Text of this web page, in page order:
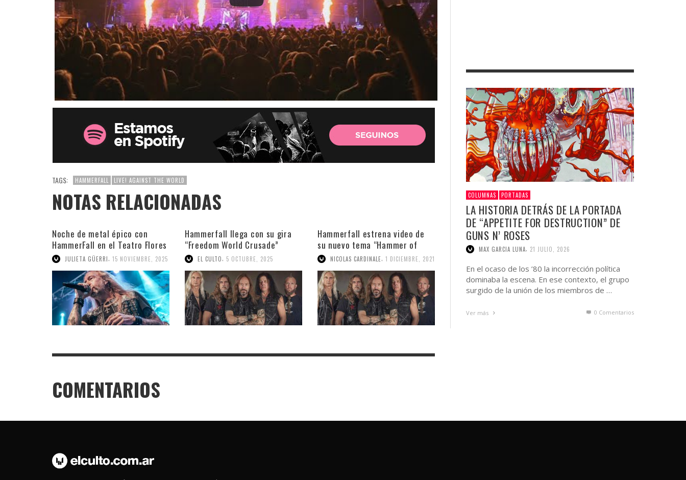
TAGS: HAMMERFALL LIVE! AGAINST THE WORLD
NOTAS RELACIONADAS
Noche de metal épico con
HammerFall en el Teatro Flores
JULIETA GÜERRI 15 NOVIEMBRE, 2025
Hammerfall llega con su gira
“Freedom World Crusade”
EL CULTO 5 OCTUBRE, 2025
Hammerfall estrena video de
su nuevo tema “Hammer of
Dawn”NICOLAS CARDINALE 1 DICIEMBRE, 2021
COMENTARIOS
COLUMNAS PORTADAS
LA HISTORIA DETRÁS DE LA PORTADA
DE “APPETITE FOR DESTRUCTION” DE
GUNS N’ ROSES
MAX GARCIA LUNA, 21 JULIO, 2026
En el ocaso de los ’80 la incorrección política
dominaba la escena. En ese contexto, el grupo
surgido de la unión de los miembros de …
Ver más 0 Comentarios